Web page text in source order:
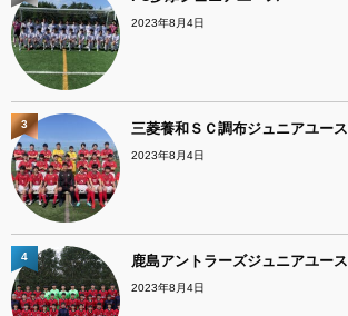
2023年8月4日
三菱養和ＳＣ調布ジュニアユース
2023年8月4日
3
鹿島アントラーズジュニアユース
2023年8月4日
4